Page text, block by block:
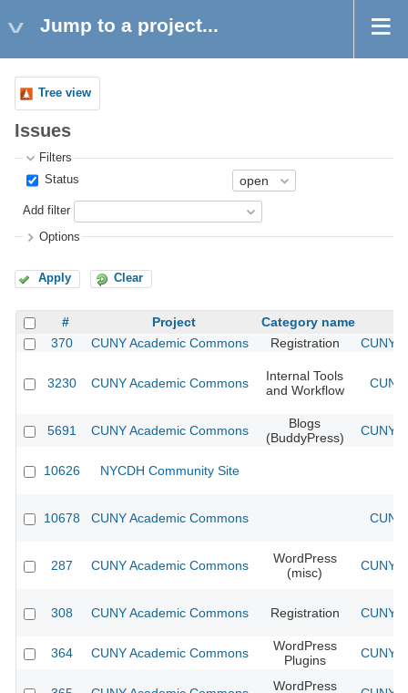
Jump to a project...
Tree view
Issues
Filters
Status
Add filter
Options
Apply Clear
# Project
Category name
370
CUNY Academic Commons Registration CUNY
3230 CUNY Academic Commons
Internal Tools
and Workflow
5691 CUNY Academic Commons
Blogs
(BuddyPress)
CUNY
10626 NYCDH Community Site
10678 CUNY Academic Commons
287 CUNY Academic Commons
WordPress
(misc)
CUNY
308 CUNY Academic Commons Registration CUNY
364 CUNY Academic Commons
WordPress
Plugins
CUNY
WordPress